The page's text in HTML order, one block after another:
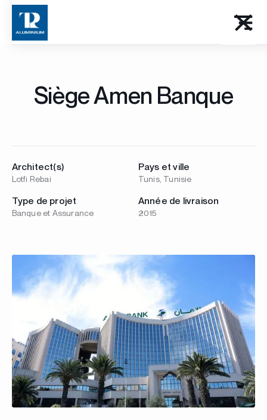
Siège Amen Banque
Architect(s)
Lotfi Rebai
Pays et ville
Tunis, Tunisie
Type de projet
Banque et Assurance
Année de livraison
2015